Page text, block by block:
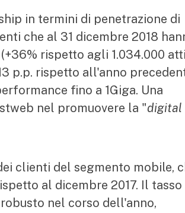
in termini di penetrazione di
che al 31 dicembre 2018
rispetto agli 1.034.000
p.p. rispetto all'anno
fino a 1Giga. Una
nel promuovere la "digital
clienti del segmento mobile,
al dicembre 2017. Il tasso
nel corso dell'anno,